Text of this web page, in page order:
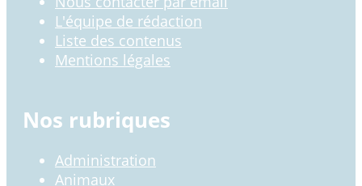
L'équipe de rédaction
Liste des contenus
Mentions légales
Nos rubriques
Administration
Animaux